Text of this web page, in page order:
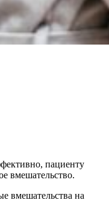
пациенту
вмешательство.
вмешательства на